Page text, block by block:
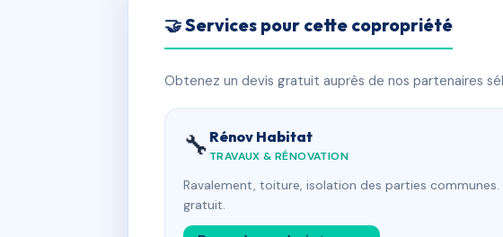
🤝 Services pour cette copropriété
Obtenez un devis gratuit auprès de nos partenaires
🔧 Rénov Habitat
TRAVAUX & RÉNOVATION
Ravalement, toiture, isolation des parties communes.
gratuit.